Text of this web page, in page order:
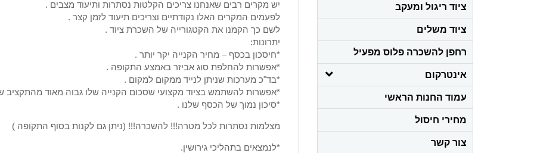
יש מקרים רבים שאנחנו צריכים הקלטות נסתרות ותיעוד מצבים .
לפעמים המקרים האלו נקודתיים וצריכים תיעוד לזמן קצר .
לשם כך הקמנו את הקטגורייה של השכרת ציוד .
יתרונות:
*חיסכון בכסף – מחיר הקנייה יקר יותר .
*אפשרות להחלפת סוג אביזר באמצע התקופה .
*בד"כ מערכות שניתן לנייד ממקום למקום .
*אפשרות להשתמש בציוד מקצועי שסכום הקנייה שלו גבוה מאוד מהתקציב
*סיכון נמוך של הכסף שלנו .
מצלמות נסתרות לכל מטרה!!! להשכרה!!! (ניתן גם לקנות בסוף התקופה )
*לנמצאים בתהליכי גירושין.
ציוד ריגול ומעקב
ציוד משלים
רחפן להשכרה פלוס מפעיל
אינטרקום
עמוד החנות הראשי
מחירי חיסול
צור קשר